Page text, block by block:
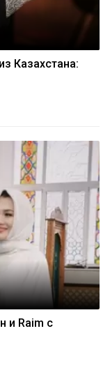
Казахстана:
и Raim с